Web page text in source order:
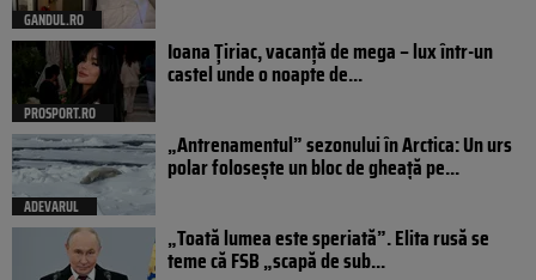
GANDUL.RO
PROSPORT.RO
Ioana Țiriac, vacanță de mega – lux într-un
castel unde o noapte de...
ADEVARUL
„Antrenamentul” sezonului în Arctica: Un urs
polar folosește un bloc de gheață pe...
„Toată lumea este speriată”. Elita rusă se
teme că FSB „scapă de sub...